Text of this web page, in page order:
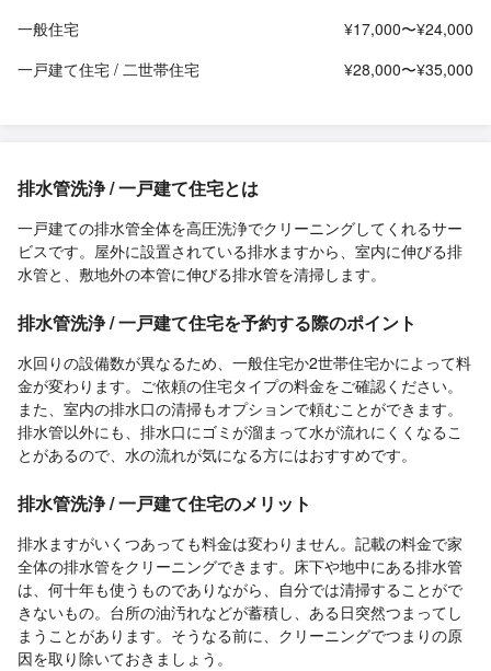
一般住宅
¥17,000〜¥24,000
一戸建て住宅 / 二世帯住宅
¥28,000〜¥35,000
排水管洗浄 / 一戸建て住宅とは
一戸建ての排水管全体を高圧洗浄でクリーニングしてくれるサー
ビスです。屋外に設置されている排水ますから、室内に伸びる排
水管と、敷地外の本管に伸びる排水管を清掃します。
排水管洗浄 / 一戸建て住宅を予約する際のポイント
水回りの設備数が異なるため、一般住宅か2世帯住宅かによって料
金が変わります。ご依頼の住宅タイプの料金をご確認ください。
また、室内の排水口の清掃もオプションで頼むことができます。
排水管以外にも、排水口にゴミが溜まって水が流れにくくなるこ
とがあるので、水の流れが気になる方にはおすすめです。
排水管洗浄 / 一戸建て住宅のメリット
排水ますがいくつあっても料金は変わりません。記載の料金で家
全体の排水管をクリーニングできます。床下や地中にある排水管
は、何十年も使うものでありながら、自分では清掃することがで
きないもの。台所の油汚れなどが蓄積し、ある日突然つまってし
まうことがあります。そうなる前に、クリーニングでつまりの原
因を取り除いておきましょう。